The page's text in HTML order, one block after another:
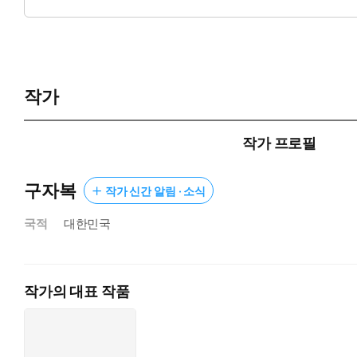
성을 찾고 ‘인생 후반기’라고 불리는 오십 이후의 삶을 현명하
작가
작가 프로필
구자복 작가 신간 알림 · 소식
국적 대한민국
작가의 대표 작품